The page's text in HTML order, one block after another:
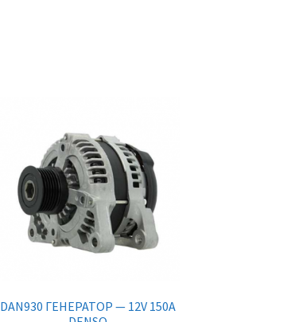
DAN930 ГЕНЕРАТОР — 12V 150A